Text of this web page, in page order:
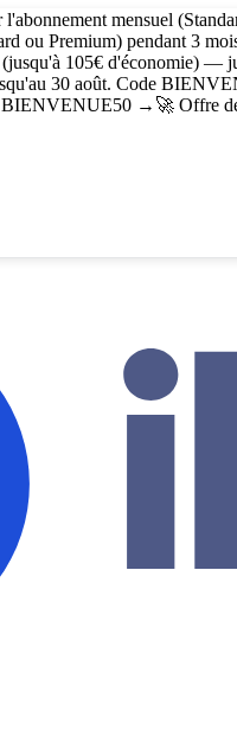
l'abonnement mensuel
ou Premium) pendant 3
(jusqu'à 105€ d'économie) —
30 août. Code
BIENVENUE50 → 🚀 Offre